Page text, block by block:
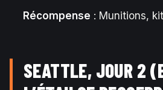
Récompense : Munitions,
SEATTLE, JOUR 2